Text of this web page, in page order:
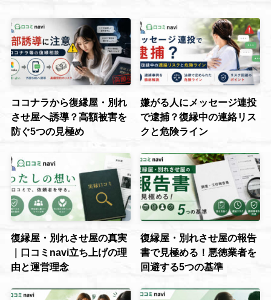
ココナラから復縁屋・別れ
させ屋へ誘導？高額被害を
防ぐ5つの見極め
嫌がる人にメッセージ連投
で逮捕？復縁中の連絡リス
クと危険ライン
復縁屋・別れさせ屋の真実
｜口コミnavi立ち上げの理
由と運営理念
復縁屋・別れさせ屋の報告
書で見極める！悪徳業者を
回避する5つの基準